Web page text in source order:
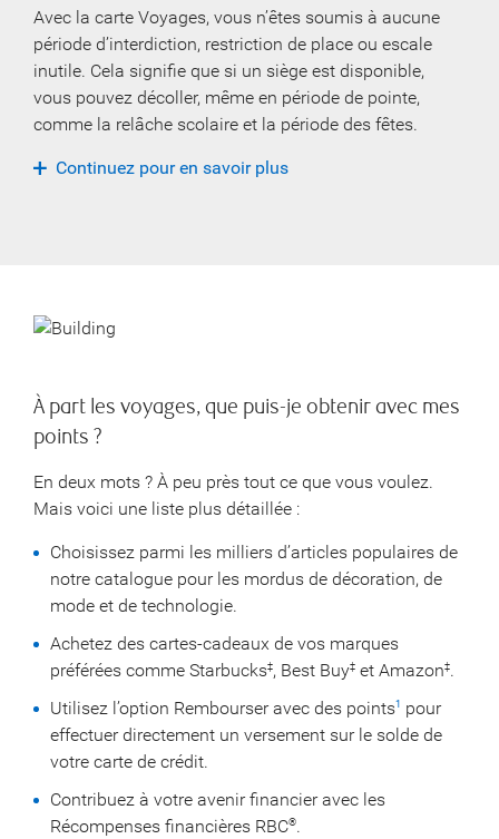
Avec la carte Voyages, vous n’êtes soumis à aucune
période d’interdiction, restriction de place ou escale
inutile. Cela signifie que si un siège est disponible,
vous pouvez décoller, même en période de pointe,
comme la relâche scolaire et la période des fêtes.
Continuez pour en savoir plus
À part les voyages, que puis-je obtenir avec mes
points ?
En deux mots ? À peu près tout ce que vous voulez.
Mais voici une liste plus détaillée :
Choisissez parmi les milliers d’articles populaires de
notre catalogue pour les mordus de décoration, de
mode et de technologie.
Achetez des cartes-cadeaux de vos marques
préférées comme Starbucks‡, Best Buy‡ et Amazon‡.
Utilisez l’option Rembourser avec des points1
pour
effectuer directement un versement sur le solde de
votre carte de crédit.
Contribuez à votre avenir financier avec les
Récompenses financières RBC®.